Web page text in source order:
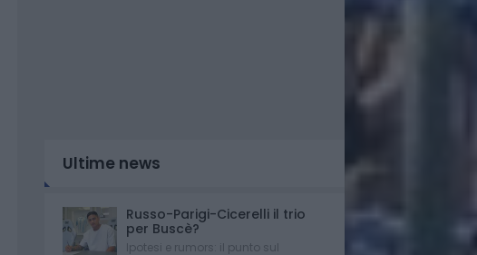
Ultime news
Russo-Parigi-Cicerelli il trio
per Buscè?
Ipotesi e rumors: il punto sul